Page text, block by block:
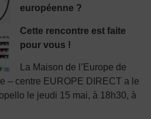
européenne ?
Cette rencontre est faite
pour vous !
La Maison de l’Europe de
– centre EUROPE DIRECT a le
le jeudi 15 mai, à 18h30, à